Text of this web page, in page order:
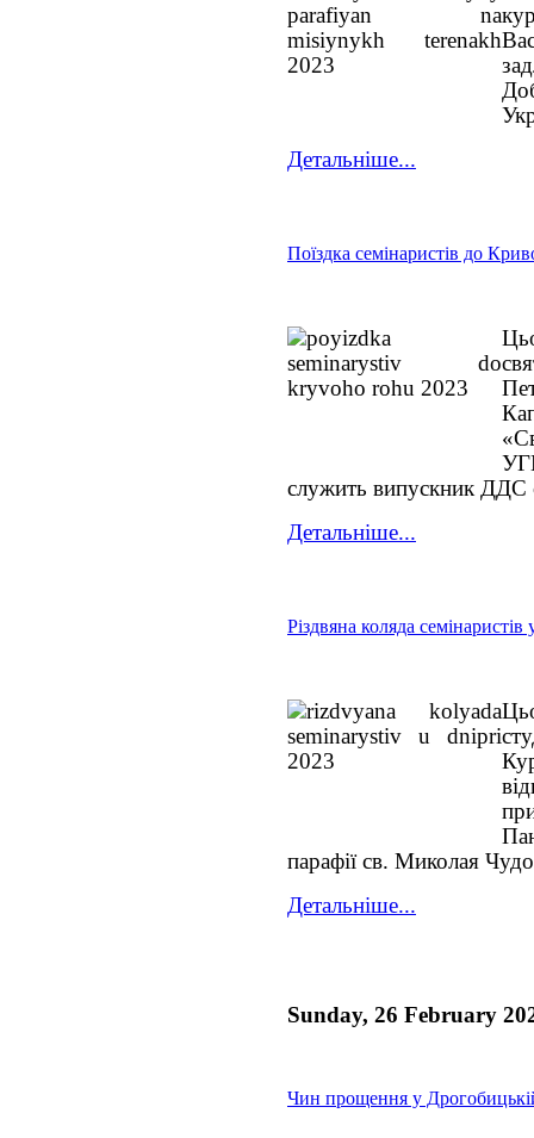
Детальніше...
Поїздка семінаристів до
служить випускник ДДС
Детальніше...
Різдвяна коляда семінаристів
парафії св. Миколая
Детальніше...
Sunday, 26 February
Чин прощення у Дрогобицькій